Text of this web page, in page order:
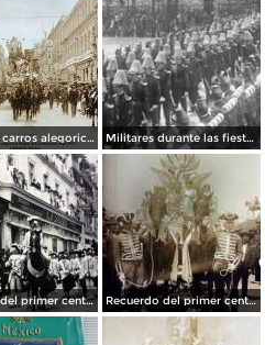
Desfile de carros alegoricos Fiestas del Centenario ( Sep-1910 ) Ciudad de México Militares durante las fiestas de Primer Centenario de la Independencia (1910)
Recuerdo del primer centenario de la independencia Mexicana Desfile Ciudad de México15 de Septiembre de 1910 Recuerdo del primer centenario de la independencia Mexicana Desfile Ciudad de México 15 de Septiembre de 1910